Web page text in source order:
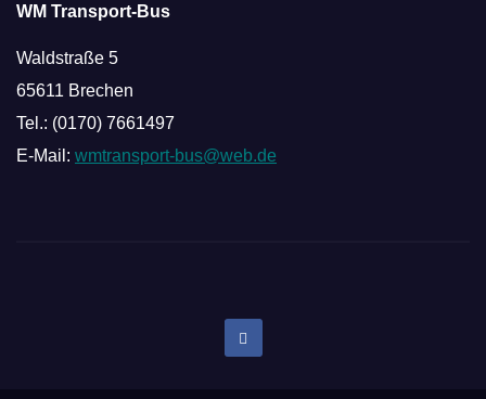
WM Transport-Bus
Waldstraße 5
65611 Brechen
Tel.: (0170) 7661497
E-Mail: wmtransport-bus@web.de